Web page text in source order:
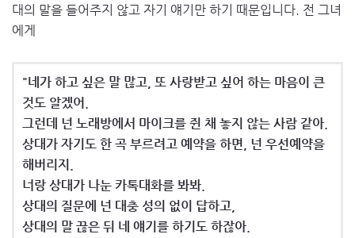
대의 말을 들어주지 않고 자기 얘기만 하기 때문입니다. 전 그녀
에게
"네가 하고 싶은 말 많고, 또 사랑받고 싶어 하는 마음이 큰
것도 알겠어.
그런데 넌 노래방에서 마이크를 쥔 채 놓지 않는 사람 같아.
상대가 자기도 한 곡 부르려고 예약을 하면, 넌 우선예약을
해버리지.
너랑 상대가 나눈 카톡대화를 봐봐.
상대의 질문에 넌 대충 성의 없이 답하고,
상대의 말 끊은 뒤 네 얘기를 하기도 하잖아.